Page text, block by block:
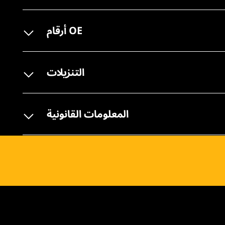
أرقام OE
التنزيلات
المعلومات القانونية